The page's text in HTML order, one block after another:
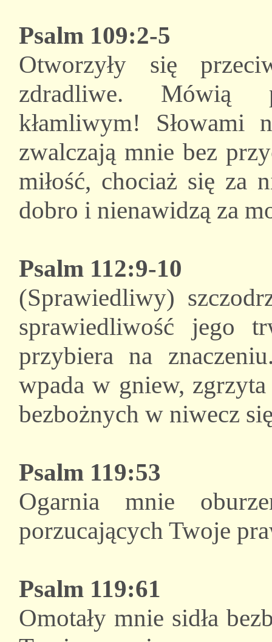
Psalm 109:2-5
Otworzyły się
zdradliwe. Mówią
kłamliwym! Słowami
zwalczają mnie bez
miłość, chociaż się za
dobro i nienawidzą za
Psalm 112:9-10
(Sprawiedliwy)
sprawiedliwość jego
przybiera na
wpada w gniew,
bezbożnych w niwecz
Psalm 119:53
Ogarnia mnie
porzucających Twoje
Psalm 119:61
Omotały mnie sidła